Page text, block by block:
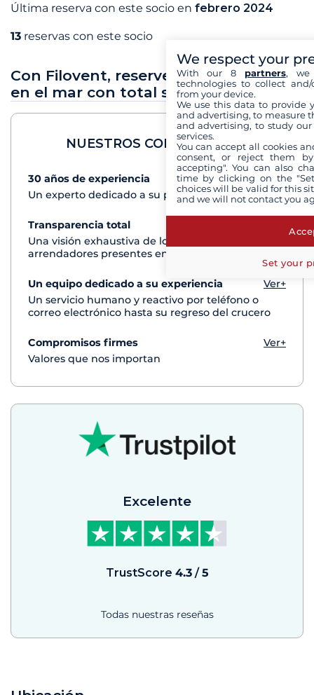
Última reserva con este socio en febrero 2024
13 reservas con este socio
Con Filovent, reserve sus vacaciones
en el mar con total seguridad
NUESTROS COMPROMISOS
30 años de experiencia
Ver+
Un experto dedicado a su proyecto de crucero
Transparencia total
Una visión exhaustiva de los barcos de todos los
arrendadores presentes en cada destino
Un equipo dedicado a su experiencia
Ver+
Un servicio humano y reactivo por teléfono o
correo electrónico hasta su regreso del crucero
Compromisos firmes
Ver+
Valores que nos importan
Excelente
TrustScore 4.3/ 5
Todas nuestras reseñas
We respect your
With our 8 partners, we
technologies to collect
from your device.
We use this data to provide
and advertising, to measure
and advertising, to study
services.
You can accept all cookies
consent, or reject them
accepting". You can also
time by clicking on the
choices will be valid for this
and we will not contact you
Set your